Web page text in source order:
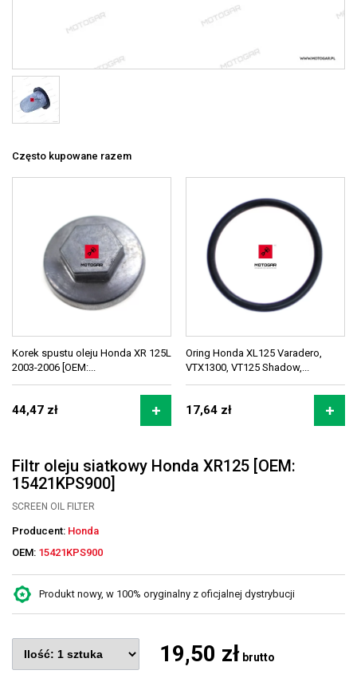
Często kupowane razem
Korek spustu oleju Honda XR 125L
2003-2006 [OEM:...
44,47 zł
Oring Honda XL125 Varadero,
VTX1300, VT125 Shadow,...
17,64 zł
Filtr oleju siatkowy Honda XR125 [OEM:
15421KPS900]
SCREEN OIL FILTER
Producent: Honda
OEM: 15421KPS900
Produkt nowy, w 100% oryginalny z oficjalnej dystrybucji
19,50 zł brutto